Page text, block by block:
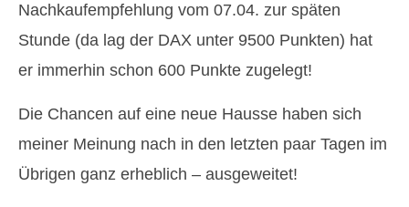
Nachkaufempfehlung vom 07.04. zur späten
Stunde (da lag der DAX unter 9500 Punkten) hat
er immerhin schon 600 Punkte zugelegt!
Die Chancen auf eine neue Hausse haben sich
meiner Meinung nach in den letzten paar Tagen im
Übrigen ganz erheblich – ausgeweitet!